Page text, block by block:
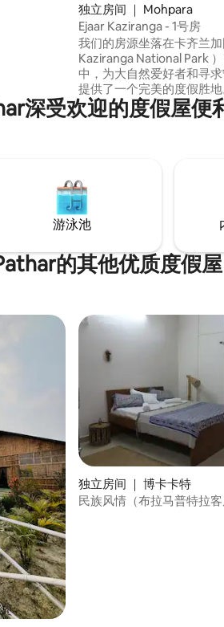
独立房间 ｜ Mohpara
Ejaar Kaziranga - 1号房
我们的房源坐落在卡齐兰
Kaziranga National Park
中，为大自然爱好者和寻
提供了一个完美的度假胜
之美中，同时享受家一般的舒适
爱准备的家庭餐点，如果您
租。
深受欢迎的度假屋便
游泳池
的其他优质度假屋
独立房间 ｜ 博卡卡特
民族风情（布拉马普特拉客